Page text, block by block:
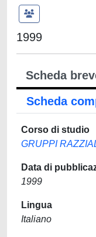
1999
Scheda
Scheda
Corso di studio
GRUPPI
Data di
1999
Lingua
Italiano